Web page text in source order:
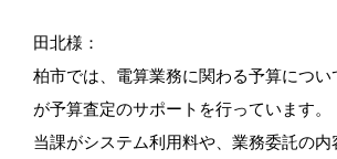
田北様：
柏市では、電算業務に関わる予算につ
が予算査定のサポートを行っています。
当課がシステム利用料や、業務委託の内